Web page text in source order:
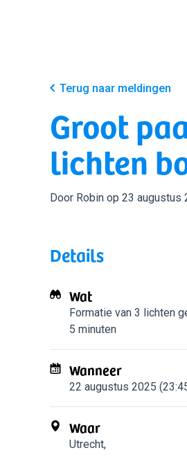
Terug naar meldingen
Groot
lichten
Door Robin op 23 augustus
Details
Wat
Formatie van 3 lichten
5 minuten
Wanneer
22 augustus 2025
Waar
Utrecht,